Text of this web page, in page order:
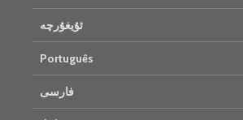
ئۇيغۇرچە
Português
فارسی